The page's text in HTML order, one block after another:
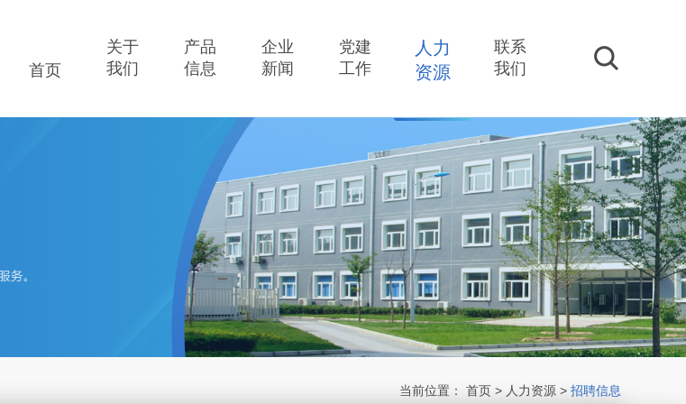
搜索
首页
关于
我们
产品
信息
企业
新闻
党建
工作
人力
资源
联系
我们
当前位置： 首页 > 人力资源 > 招聘信息